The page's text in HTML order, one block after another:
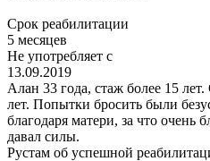
Срок реабилитации
5 месяцев
Не употребляет с
13.09.2019
Алан 33 года, стаж более 15
лет. Попытки бросить были
благодаря матери, за что очень
давал силы.
Рустам об успешной